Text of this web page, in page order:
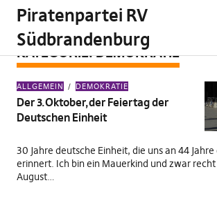
Piratenpartei RV
Südbrandenburg
KATEGORIE:DEMOKRATIE
ALLGEMEIN DEMOKRATIE
Der 3.Oktober,der Feiertag der
Deutschen Einheit
30 Jahre deutsche Einheit, die uns an 44
erinnert. Ich bin ein Mauerkind und zwar
August…